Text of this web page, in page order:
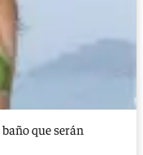
que serán